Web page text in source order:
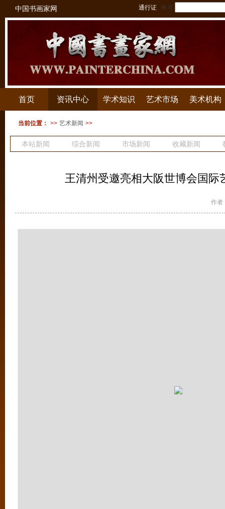
中国书画家网 通行证 帐号
首页 资讯中心 学术知识 艺术市场 美术机构
当前位置： >> 艺术新闻 >>
本站新闻 综合新闻 市场新闻 收藏新闻
王清州受邀亮相大阪世博会国际
作者